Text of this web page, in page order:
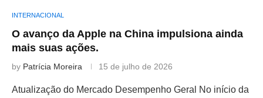
INTERNACIONAL
O avanço da Apple na China impulsiona ainda
mais suas ações.
by Patrícia Moreira 15 de julho de 2026
Atualização do Mercado Desempenho Geral No início da